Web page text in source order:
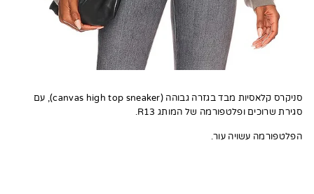
סניקרס קלאסיות מבד בגזרה גבוהה (canvas high top sneaker), עם
סגירת שרוכים ופלטפורמה של המותג R13.
הפלטפורמה עשויה עור.